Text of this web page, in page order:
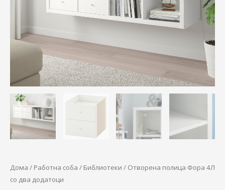
Дома / Работна соба / Библиотеки / Отворена полица Фора 4Л
со два додатоци
количина